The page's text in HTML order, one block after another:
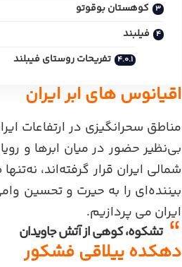
کوهستان بوقوتو
فیلبند
تفریحات روستای فیبلند
اقیانوس های ابر ایران
مناطق سحرانگیزی در ارتفاعات
بی‌نظیر حضور در میان ابرها و
شمالی ایران قرار گرفته‌اند،
بیننده‌ای را به حیرت و تحسین
ایران می پردازیم.
تشکوه، کوهی از آتش جاویدان
دهکده ییلاقی فشکور